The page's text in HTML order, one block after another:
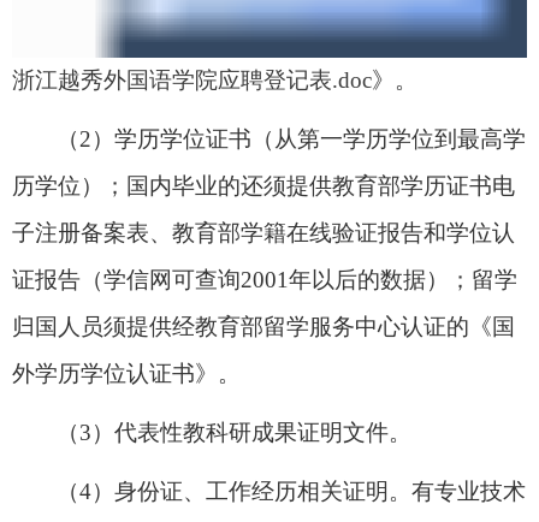
浙江越秀外国语学院应聘登记表.doc》。
（2）学历学位证书（从第一学历学位到最高学
历学位）；国内毕业的还须提供教育部学历证书电
子注册备案表、 教育部学籍在线验证报告和学位认
证报告 （学信网可查询2001年以后的数据）；留学
归国人员须提供经教育部留学服务中心认证的《国
外学历学位认证书》。
（3）代表性教科研成果证明文件。
（4）身份证、工作经历相关证明。有专业技术